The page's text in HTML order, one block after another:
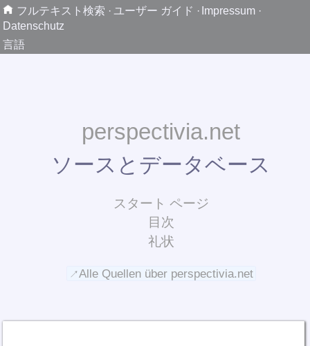
フルテキスト検索 · ユーザー ガイド · Impressum·
Datenschutz
言語
perspectivia.net
ソースとデータベース
スタート ページ
目次
礼状
Alle Quellen über perspectivia.net